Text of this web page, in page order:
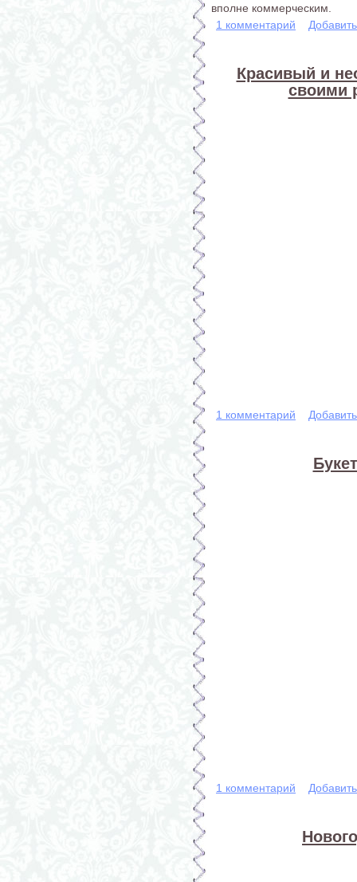
вполне коммерческим.
1 комментарий
Красивый и
своими
1 комментарий
1 комментарий